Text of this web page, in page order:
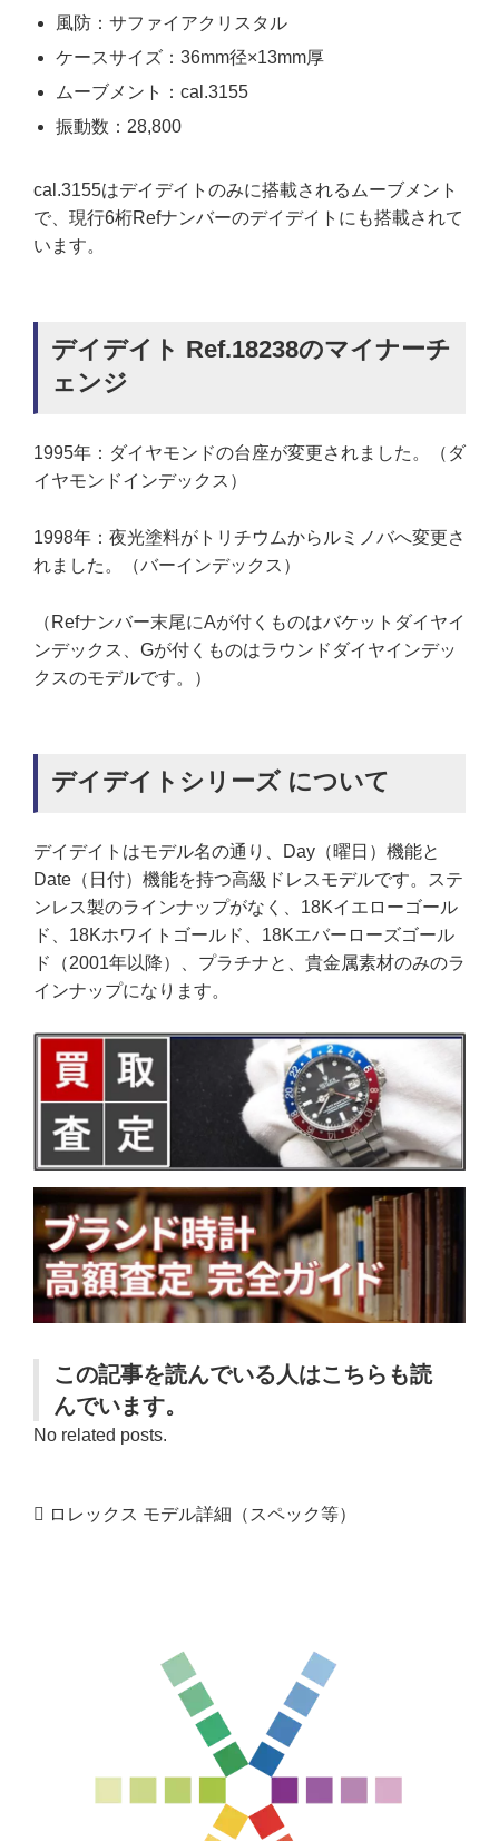
風防：サファイアクリスタル
ケースサイズ：36mm径×13mm厚
ムーブメント：cal.3155
振動数：28,800
cal.3155はデイデイトのみに搭載されるムーブメント
で、現行6桁Refナンバーのデイデイトにも搭載されて
います。
デイデイト Ref.18238のマイナーチ
ェンジ
1995年：ダイヤモンドの台座が変更されました。（ダ
イヤモンドインデックス）
1998年：夜光塗料がトリチウムからルミノバへ変更さ
れました。（バーインデックス）
（Refナンバー末尾にAが付くものはバケットダイヤイ
ンデックス、Gが付くものはラウンドダイヤインデッ
クスのモデルです。）
デイデイトシリーズ について
デイデイトはモデル名の通り、Day（曜日）機能と
Date（日付）機能を持つ高級ドレスモデルです。ステ
ンレス製のラインナップがなく、18Kイエローゴール
ド、18Kホワイトゴールド、18Kエバーローズゴール
ド（2001年以降）、プラチナと、貴金属素材のみのラ
インナップになります。
この記事を読んでいる人はこちらも読
んでいます。
No related posts.
ロレックス モデル詳細（スペック等）